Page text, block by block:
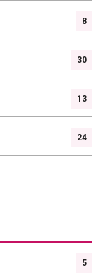
8
30
13
24
5